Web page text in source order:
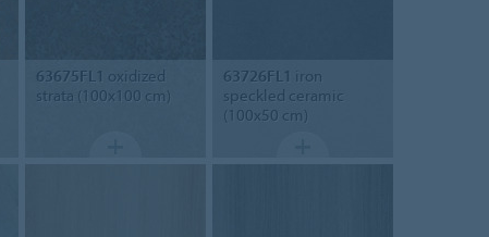
63675FL1 oxidized
strata (100x100 cm)
63726FL1 iron
speckled ceramic
(100x50 cm)